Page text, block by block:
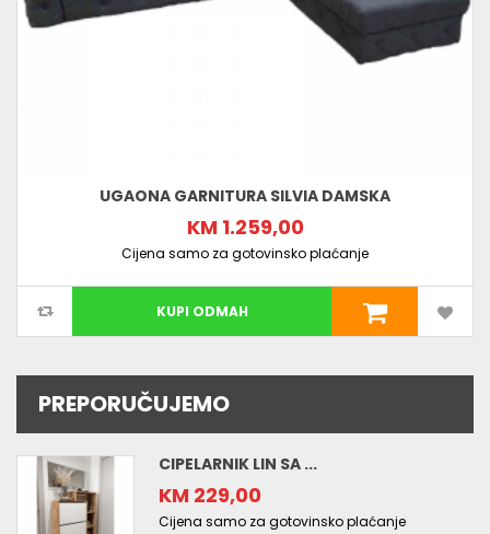
UGAONA GARNITURA SILVIA DAMSKA
KM 1.259,00
Cijena samo za gotovinsko plaćanje
KUPI ODMAH
PREPORUČUJEMO
CIPELARNIK LIN SA ...
KM 229,00
Cijena samo za gotovinsko plaćanje